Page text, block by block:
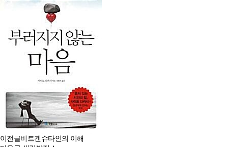
이전글비트겐슈타인의 이해